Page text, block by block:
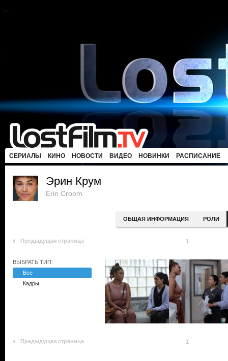
СЕРИАЛЫ КИНО НОВОСТИ ВИДЕО НОВИНКИ РАСПИСАНИЕ
Эрин Крум
Erin Croom
ОБЩАЯ ИНФОРМАЦИЯ РОЛИ
Предыдущая страница 1
ВЫБРАТЬ ТИП:
Все
Кадры
Предыдущая страница 1